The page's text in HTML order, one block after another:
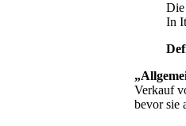
Die
In
Verkauf
bevor sie